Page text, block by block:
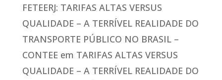
FETEERJ: TARIFAS ALTAS VERSUS
QUALIDADE – A TERRÍVEL REALIDADE DO
TRANSPORTE PÚBLICO NO BRASIL –
CONTEE em TARIFAS ALTAS VERSUS
QUALIDADE – A TERRÍVEL REALIDADE DO